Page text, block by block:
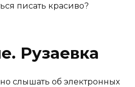
писать красиво?
Рузаевка
слышать об электронных